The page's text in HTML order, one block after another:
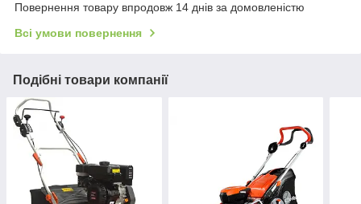
Повернення товару впродовж 14 днів за домовленістю
Всі умови повернення
Подібні товари компанії